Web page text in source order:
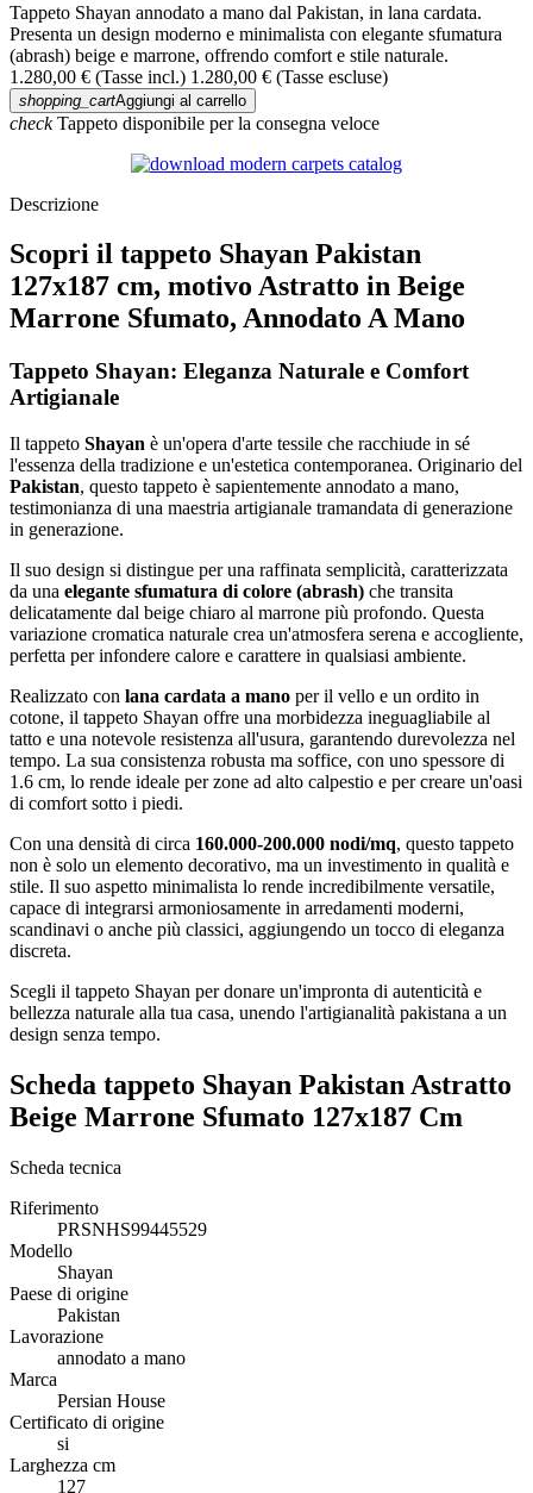
Tappeto Shayan annodato a mano dal Pakistan, in lana cardata.
Presenta un design moderno e minimalista con elegante sfumatura
(abrash) beige e marrone, offrendo comfort e stile naturale.
1.280,00 € (Tasse incl.) 1.280,00 € (Tasse escluse)
shopping_cartAggiungi al carrello
checkTappeto disponibile per la consegna veloce
Descrizione
Scopri il tappeto Shayan Pakistan
127x187 cm, motivo Astratto in Beige
Marrone Sfumato, Annodato A Mano
Tappeto Shayan: Eleganza Naturale e Comfort
Artigianale
Il tappeto Shayan è un'opera d'arte tessile che racchiude in sé
l'essenza della tradizione e un'estetica contemporanea. Originario del
Pakistan, questo tappeto è sapientemente annodato a mano,
testimonianza di una maestria artigianale tramandata di generazione
in generazione.
Il suo design si distingue per una raffinata semplicità, caratterizzata
da una elegante sfumatura di colore (abrash) che transita
delicatamente dal beige chiaro al marrone più profondo. Questa
variazione cromatica naturale crea un'atmosfera serena e accogliente,
perfetta per infondere calore e carattere in qualsiasi ambiente.
Realizzato con lana cardata a mano per il vello e un ordito in
cotone, il tappeto Shayan offre una morbidezza ineguagliabile al
tatto e una notevole resistenza all'usura, garantendo durevolezza nel
tempo. La sua consistenza robusta ma soffice, con uno spessore di
1.6 cm, lo rende ideale per zone ad alto calpestio e per creare un'oasi
di comfort sotto i piedi.
Con una densità di circa 160.000-200.000 nodi/mq, questo tappeto
non è solo un elemento decorativo, ma un investimento in qualità e
stile. Il suo aspetto minimalista lo rende incredibilmente versatile,
capace di integrarsi armoniosamente in arredamenti moderni,
scandinavi o anche più classici, aggiungendo un tocco di eleganza
discreta.
Scegli il tappeto Shayan per donare un'impronta di autenticità e
bellezza naturale alla tua casa, unendo l'artigianalità pakistana a un
design senza tempo.
Scheda tappeto Shayan Pakistan Astratto
Beige Marrone Sfumato 127x187 Cm
Scheda tecnica
Riferimento
PRSNHS99445529
Modello
Shayan
Paese di origine
Pakistan
Lavorazione
annodato a mano
Marca
Persian House
Certificato di origine
si
Larghezza cm
127